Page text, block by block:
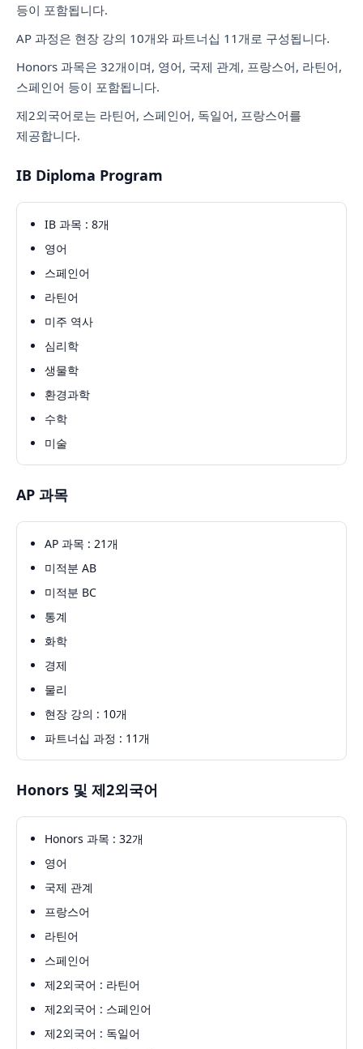
등이 포함됩니다.
AP 과정은 현장 강의 10개와 파트너십 11개로 구성됩니다.
Honors 과목은 32개이며, 영어, 국제 관계, 프랑스어, 라틴어,
스페인어 등이 포함됩니다.
제2외국어로는 라틴어, 스페인어, 독일어, 프랑스어를
제공합니다.
IB Diploma Program
IB 과목 : 8개
영어
스페인어
라틴어
미주 역사
심리학
생물학
환경과학
수학
미술
AP 과목
AP 과목 : 21개
미적분 AB
미적분 BC
통계
화학
경제
물리
현장 강의 : 10개
파트너십 과정 : 11개
Honors 및 제2외국어
Honors 과목 : 32개
영어
국제 관계
프랑스어
라틴어
스페인어
제2외국어 : 라틴어
제2외국어 : 스페인어
제2외국어 : 독일어